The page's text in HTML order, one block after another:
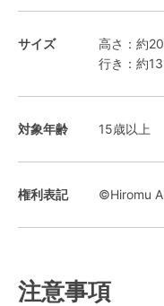
サイズ
高さ：約
行き：約
対象年齢 15歳以上
権利表記 ©Hiromu
注意事項